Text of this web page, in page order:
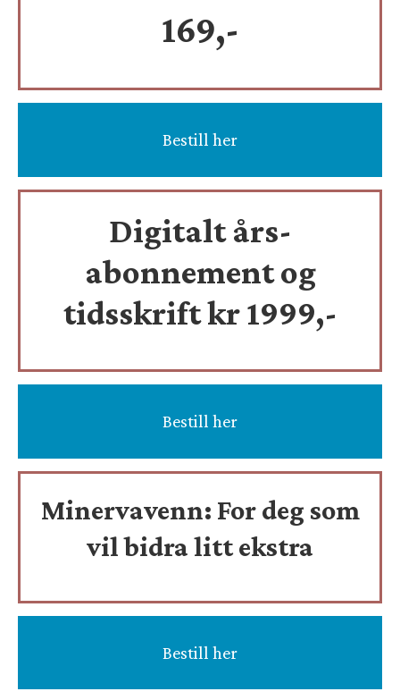
169,-
Bestill her
Digitalt års-
abonnement og
tidsskriftkr 1999,-
Bestill her
Minervavenn: For deg som
vil bidra litt ekstra
Bestill her